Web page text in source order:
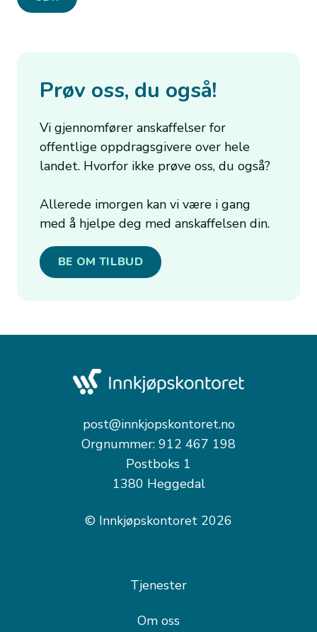
Prøv oss, du også!
Vi gjennomfører anskaffelser for
offentlige oppdragsgivere over hele
landet. Hvorfor ikke prøve oss, du også?
Allerede imorgen kan vi være i gang
med å hjelpe deg med anskaffelsen din.
BE OM TILBUD
post@innkjopskontoret.no
Orgnummer: 912 467 198
Postboks 1
1380 Heggedal
© Innkjøpskontoret 2026
Tjenester
Om oss